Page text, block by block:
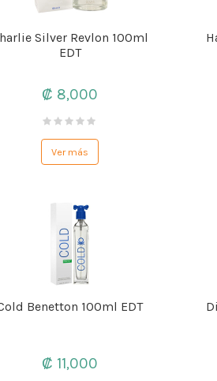
Silver Revlon 100ml
EDT
₡ 8,000
Ver más
Benetton 100ml EDT
₡ 11,000